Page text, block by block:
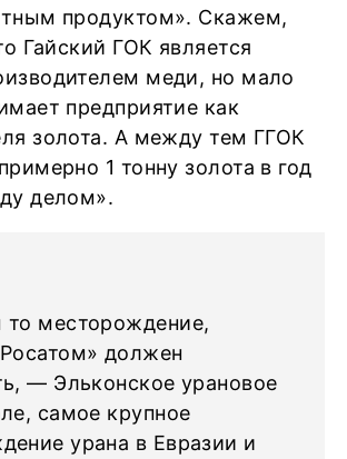
продуктом». Скажем,
Гайский ГОК является
меди, но мало
предприятие как
золота. А между тем ГГОК
1 тонну золота в год
делом».
то месторождение,
должен
— Эльконское урановое
самое крупное
урана в Евразии и